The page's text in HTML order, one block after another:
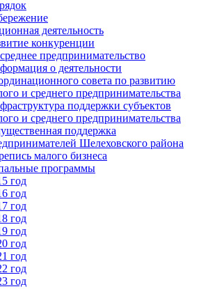
деятельность
конкуренции
предпринимательство
о деятельности
совета по развитию
и среднего предпринимательства
поддержки субъектов
и среднего предпринимательства
поддержка
Шелеховского района
малого бизнеса
программы
год
год
год
год
год
год
год
год
год